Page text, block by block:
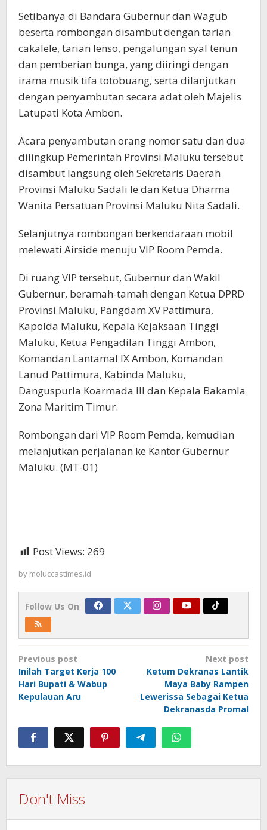
Setibanya di Bandara Gubernur dan Wagub
beserta rombongan disambut dengan tarian
cakalele, tarian lenso, pengalungan syal tenun
dan pemberian bunga, yang diiringi dengan
irama musik tifa totobuang, serta dilanjutkan
dengan penyambutan secara adat oleh Majelis
Latupati Kota Ambon.
Acara penyambutan orang nomor satu dan dua
dilingkup Pemerintah Provinsi Maluku tersebut
disambut langsung oleh Sekretaris Daerah
Provinsi Maluku Sadali Ie dan Ketua Dharma
Wanita Persatuan Provinsi Maluku Nita Sadali.
Selanjutnya rombongan berkendaraan mobil
melewati Airside menuju VIP Room Pemda.
Di ruang VIP tersebut, Gubernur dan Wakil
Gubernur, beramah-tamah dengan Ketua DPRD
Provinsi Maluku, Pangdam XV Pattimura,
Kapolda Maluku, Kepala Kejaksaan Tinggi
Maluku, Ketua Pengadilan Tinggi Ambon,
Komandan Lantamal IX Ambon, Komandan
Lanud Pattimura, Kabinda Maluku,
Danguspurla Koarmada III dan Kepala Bakamla
Zona Maritim Timur.
Rombongan dari VIP Room Pemda, kemudian
melanjutkan perjalanan ke Kantor Gubernur
Maluku. (MT-01)
Post Views: 269
by moluccastimes.id
Follow Us On
Post
navigation
Previous post
Inilah Target Kerja 100
Hari Bupati & Wabup
Kepulauan Aru
Next post
Ketum Dekranas Lantik
Maya Baby Rampen
Lewerissa Sebagai Ketua
Dekranasda Promal
Don't Miss